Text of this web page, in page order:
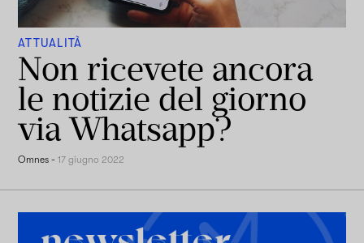
ATTUALITÀ
Non ricevete ancora
le notizie del giorno
via Whatsapp?
Omnes -17 giugno 2022